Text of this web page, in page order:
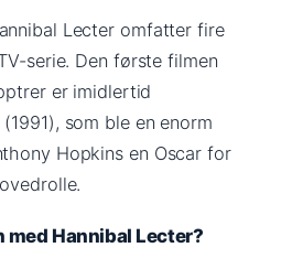
Lecter omfatter fire
serie. Den første filmen
er imidlertid
som ble en enorm
Hopkins en Oscar for
med Hannibal Lecter?